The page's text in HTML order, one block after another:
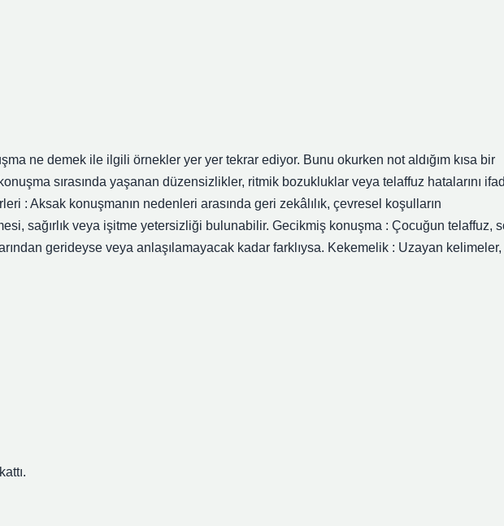
ne demek ile ilgili örnekler yer yer tekrar ediyor. Bunu okurken not aldığım kısa bir
sırasında yaşanan düzensizlikler, ritmik bozukluklar veya telaffuz hatalarını
: Aksak konuşmanın nedenleri arasında geri zekâlılık, çevresel koşulların
sağırlık veya işitme yetersizliği bulunabilir. Gecikmiş konuşma : Çocuğun telaffuz,
gerideyse veya anlaşılamayacak kadar farklıysa. Kekemelik : Uzayan kelimeler,
kattı.